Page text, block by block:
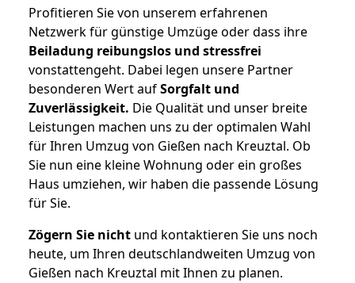
Profitieren Sie von unserem erfahrenen
Netzwerk für günstige Umzüge oder dass ihre
Beiladung reibungslos und stressfrei
vonstattengeht. Dabei legen unsere Partner
besonderen Wert aufSorgfalt und
Zuverlässigkeit. Die Qualität und unser breite
Leistungen machen uns zu der optimalen Wahl
für Ihren Umzug von Gießen nach Kreuztal. Ob
Sie nun eine kleine Wohnung oder ein großes
Haus umziehen, wir haben die passende Lösung
für Sie.
Zögern Sie nicht und kontaktieren Sie uns noch
heute, um Ihren deutschlandweiten Umzug von
Gießen nach Kreuztal mit Ihnen zu planen.